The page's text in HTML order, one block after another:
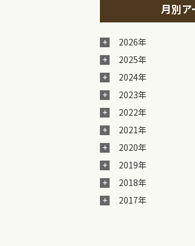
月別
2026年
2025年
2024年
2023年
2022年
2021年
2020年
2019年
2018年
2017年